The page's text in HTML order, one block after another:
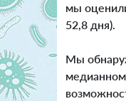
мы
52,8 дня).
Мы